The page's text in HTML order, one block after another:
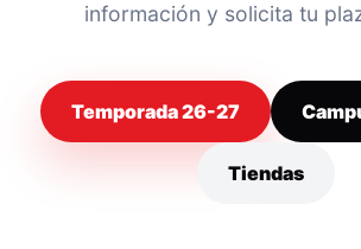
información y solicita tu
Temporada 26-27
Tiendas